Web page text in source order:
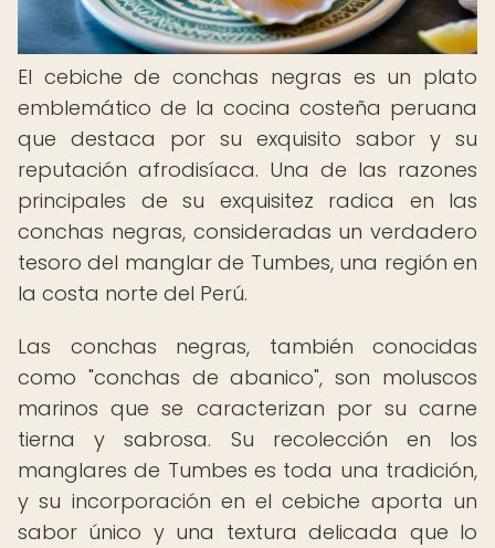
El cebiche de conchas negras es un plato
emblemático de la cocina costeña peruana
que destaca por su exquisito sabor y su
reputación afrodisíaca. Una de las razones
principales de su exquisitez radica en las
conchas negras, consideradas un verdadero
tesoro del manglar de Tumbes, una región en
la costa norte del Perú.
Las conchas negras, también conocidas
como "conchas de abanico", son moluscos
marinos que se caracterizan por su carne
tierna y sabrosa. Su recolección en los
manglares de Tumbes es toda una tradición,
y su incorporación en el cebiche aporta un
sabor único y una textura delicada que lo